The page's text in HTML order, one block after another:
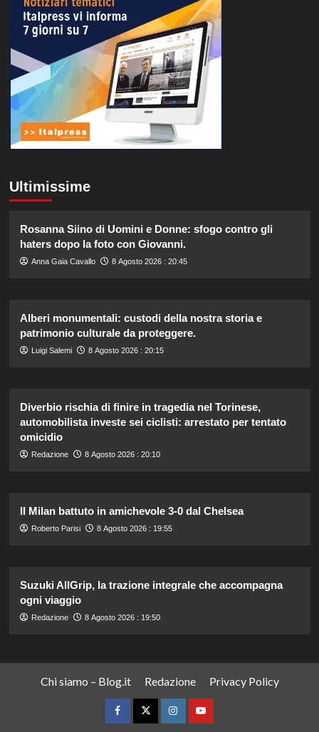
Ultimissime
Rosanna Siino di Uomini e Donne: sfogo contro gli
haters dopo la foto con Giovanni.
Anna Gaia Cavallo 8 Agosto 2026 : 20:45
Alberi monumentali: custodi della nostra storia e
patrimonio culturale da proteggere.
Luigi Salemi 8 Agosto 2026 : 20:15
Diverbio rischia di finire in tragedia nel Torinese,
automobilista investe sei ciclisti: arrestato per tentato
omicidio
Redazione 8 Agosto 2026 : 20:10
Il Milan battuto in amichevole 3-0 dal Chelsea
Roberto Parisi 8 Agosto 2026 : 19:55
Suzuki AllGrip, la trazione integrale che accompagna
ogni viaggio
Redazione 8 Agosto 2026 : 19:50
Chi siamo – Blog.it Redazione Privacy Policy
FacebookTwitterInstagramYouTube